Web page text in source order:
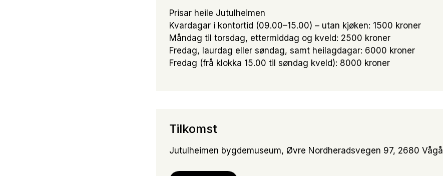
Prisar heile Jutulheimen
Kvardagar i kontortid (09.00–15.00) – utan kjøken: 1500 kroner
Måndag til torsdag, ettermiddag og kveld: 2500 kroner
Fredag, laurdag eller søndag, samt heilagdagar: 6000 kroner
Fredag (frå klokka 15.00 til søndag kveld): 8000 kroner
Tilkomst
Jutulheimen bygdemuseum, Øvre Nordheradsvegen 97, 2680 Vågå